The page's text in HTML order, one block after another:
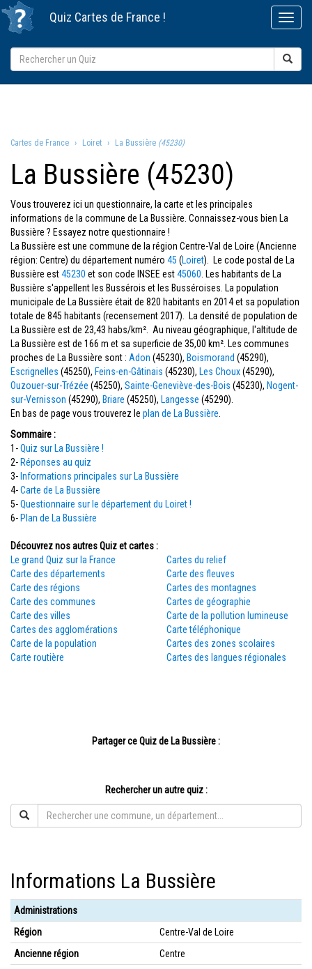
Quiz Cartes de France !
Cartes de France Loiret La Bussière (45230)
La Bussière (45230)
Vous trouverez ici un questionnaire, la carte et les principales
informations de la commune de La Bussière. Connaissez-vous bien La
Bussière ? Essayez notre questionnaire !
La Bussière est une commune de la région Centre-Val de Loire (Ancienne
région: Centre) du département numéro 45 (Loiret). Le code postal de La
Bussière est45230 et son code INSEE est45060 . Les habitants de La
Bussière s'appellent les Bussérois et les Busséroises. La population
municipale de La Bussière était de 820 habitants en 2014 et sa population
totale de 845 habitants (recensement 2017). La densité de population de
La Bussière est de 23,43 habs/km². Au niveau géographique, l'altitude de
La Bussière est de 166 m et sa superficie de 35,00 km². Les communes
proches de La Bussière sont : Adon (45230), Boismorand (45290),
Escrignelles (45250), Feins-en-Gâtinais (45230), Les Choux(45290),
Ouzouer-sur-Trézée (45250), Sainte-Geneviève-des-Bois (45230), Nogent-
sur-Vernisson (45290), Briare (45250), Langesse (45290).
En bas de page vous trouverez le plan de La Bussière
Sommaire :
1-Quiz sur La Bussière !
2- Réponses au quiz
3- Informations principales sur La Bussière
4-Carte de La Bussière
5-Questionnaire sur le département du Loiret !
6- Plan de La Bussière
Découvrez nos autres Quiz et cartes :
Le grand Quiz sur la France
Carte des départements
Carte des régions
Carte des communes
Carte des villes
Cartes des agglomérations
Carte de la population
Carte routière
Cartes du relief
Carte des fleuves
Cartes des montagnes
Cartes de géographie
Carte de la pollution lumineuse
Carte téléphonique
Cartes des zones scolaires
Cartes des langues régionales
Partager ce Quiz de La Bussière :
Rechercher un autre quiz :
Informations La Bussière
Administrations
Région
Centre-Val de Loire
Ancienne région
Centre